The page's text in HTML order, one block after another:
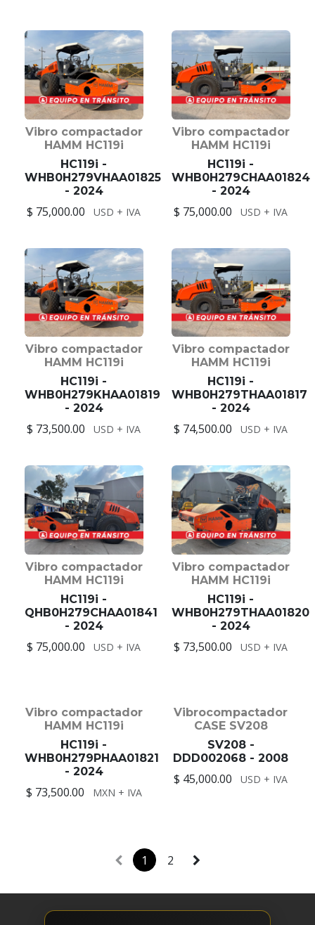
Vibro compactador
HAMM HC119i
HC119i -
WHB0H279VHAA01825
- 2024
$ 75,000.00 USD + IVA
Vibro compactador
HAMM HC119i
HC119i -
WHB0H279CHAA01824
- 2024
$ 75,000.00 USD + IVA
Vibro compactador
HAMM HC119i
HC119i -
WHB0H279KHAA01819
- 2024
$ 73,500.00 USD + IVA
Vibro compactador
HAMM HC119i
HC119i -
WHB0H279THAA01817
- 2024
$ 74,500.00 USD + IVA
Vibro compactador
HAMM HC119i
HC119i -
QHB0H279CHAA01841
- 2024
$ 75,000.00 USD + IVA
Vibro compactador
HAMM HC119i
HC119i -
WHB0H279THAA01820
- 2024
$ 73,500.00 USD + IVA
Vibro compactador
HAMM HC119i
HC119i -
WHB0H279PHAA01821
- 2024
$ 73,500.00 MXN + IVA
Vibrocompactador
CASE SV208
SV208 -
DDD002068 - 2008
$ 45,000.00 USD + IVA
1 2